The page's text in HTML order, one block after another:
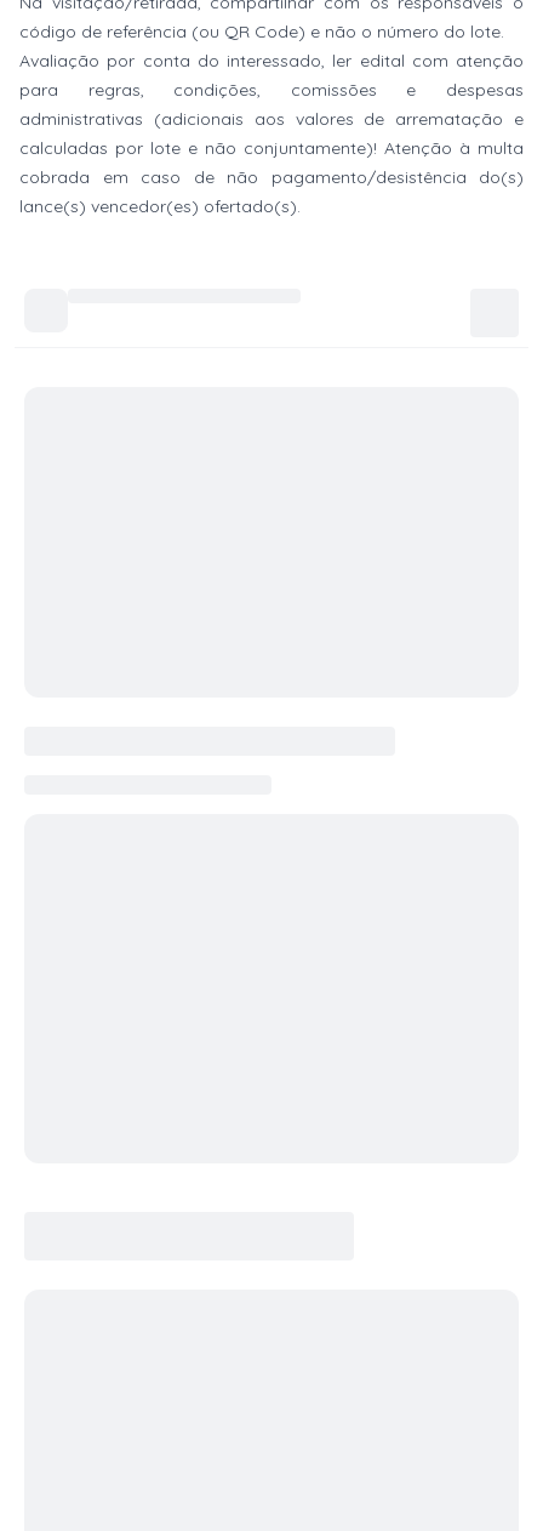
código de referência (ou QR Code) e não o número do lote.
Avaliação por conta do interessado, ler edital com atenção
para regras, condições, comissões e despesas
administrativas (adicionais aos valores de arrematação e
calculadas por lote e não conjuntamente)! Atenção à multa
cobrada em caso de não pagamento/desistência do(s)
lance(s) vencedor(es) ofertado(s).